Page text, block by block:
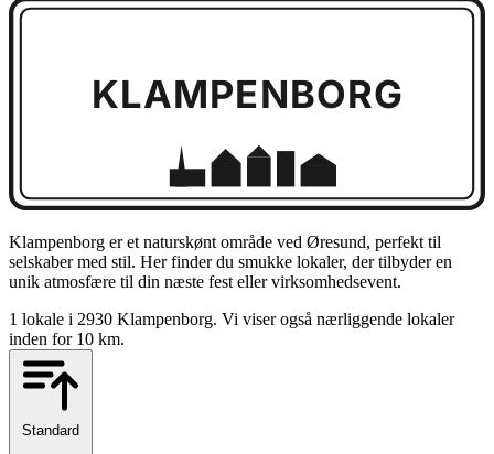
KLAMPENBORG
Klampenborg er et naturskønt område ved Øresund, perfekt til
selskaber med stil. Her finder du smukke lokaler, der tilbyder en
unik atmosfære til din næste fest eller virksomhedsevent.
1 lokale i 2930 Klampenborg. Vi viser også nærliggende lokaler
inden for 10 km.
Standard